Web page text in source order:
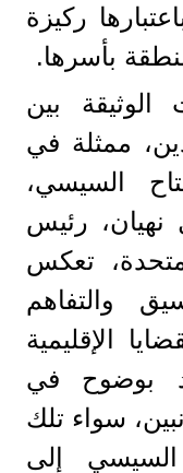
ركيزة
بأسرها.
الوثيقة بين
ممثلة في
السيسي،
نهيان، رئيس
تعكس
والتفاهم
الإقليمية
بوضوح في
سواء تلك
إلى